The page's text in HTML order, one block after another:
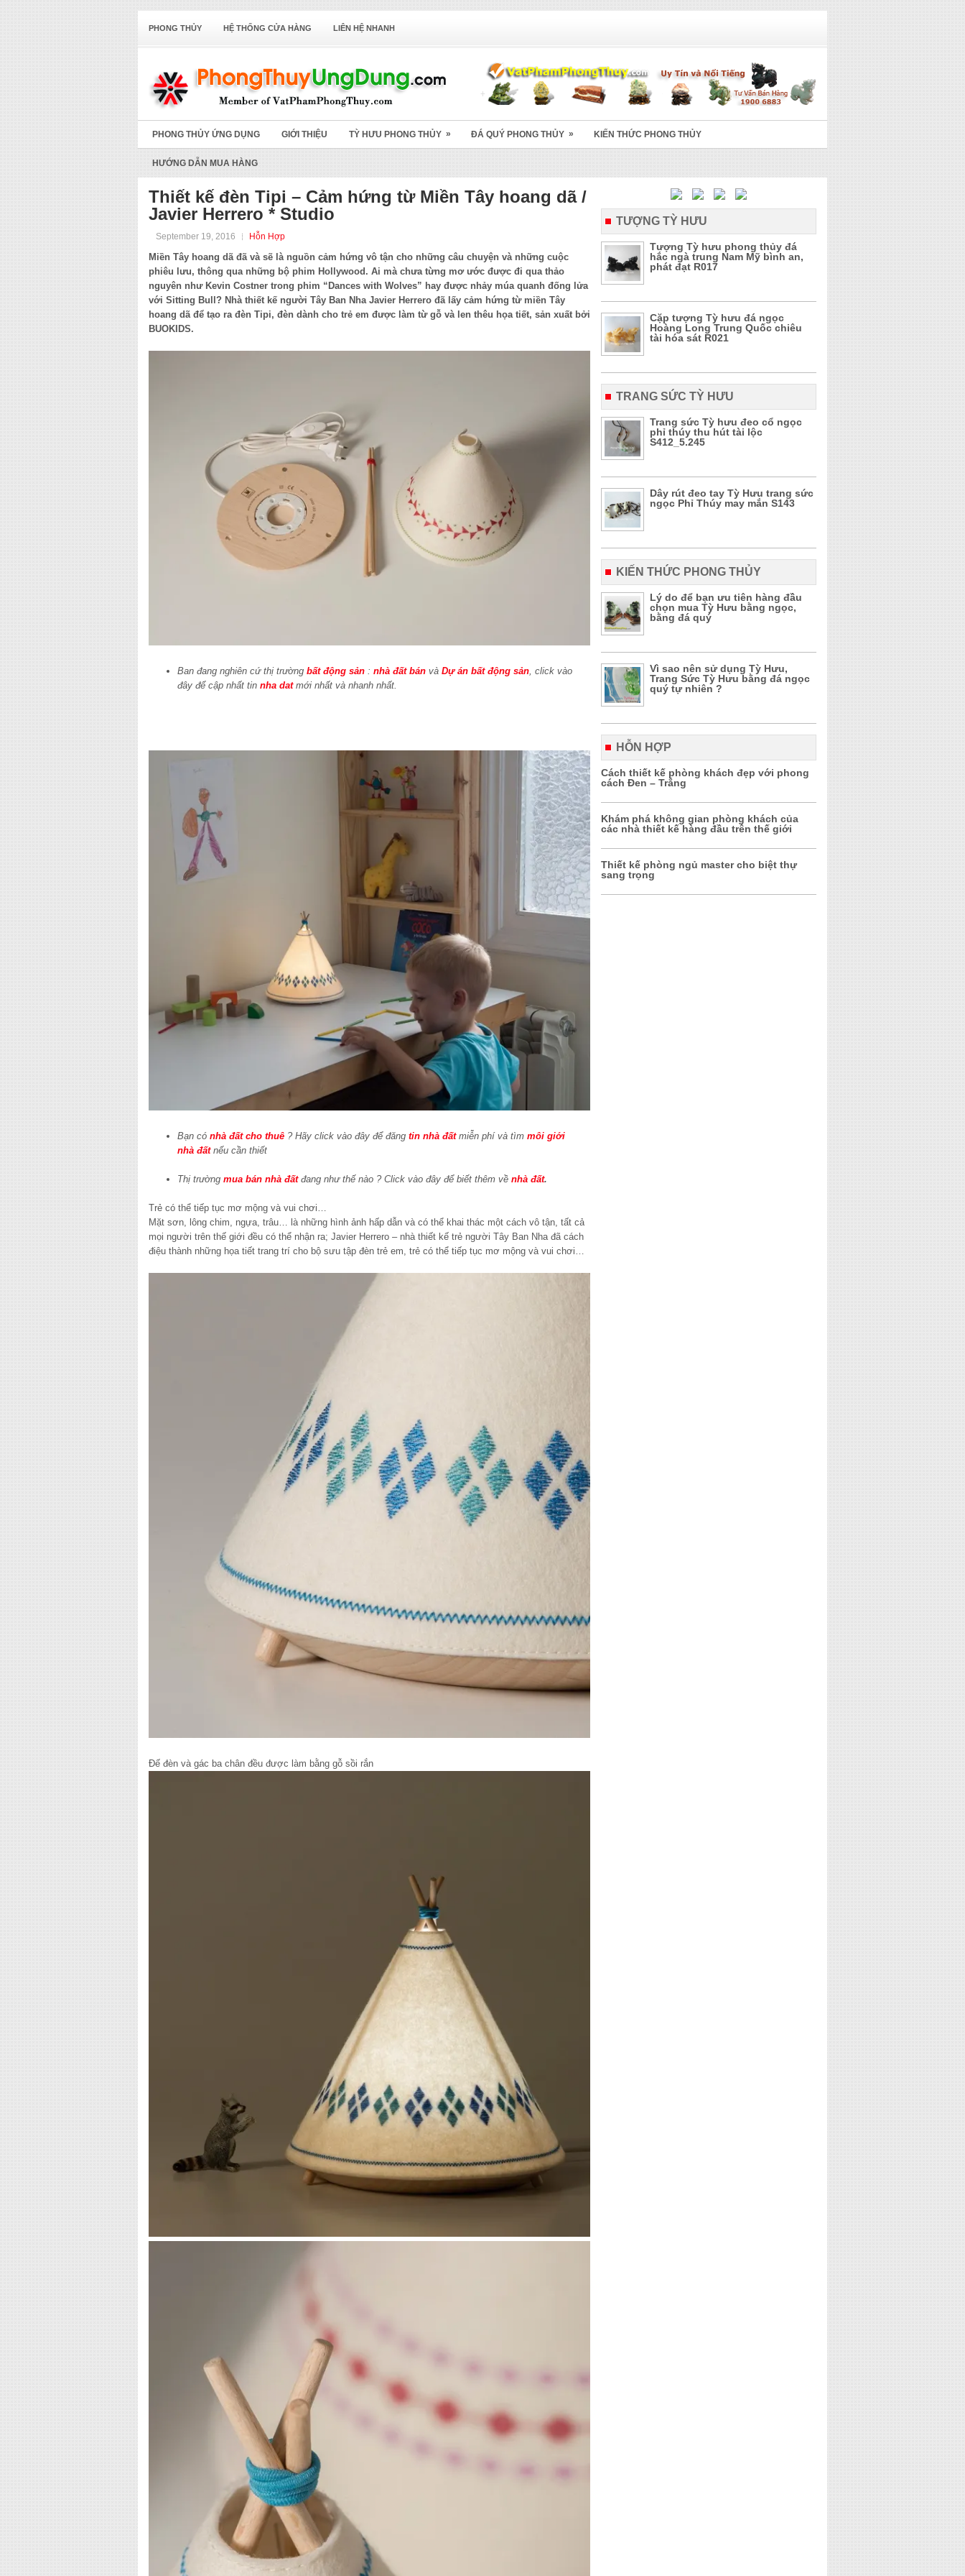
PHONG THỦY HỆ THỐNG CỬA HÀNG LIÊN HỆ NHANH
PHONG THỦY ỨNG DỤNG GIỚI THIỆU TỲ HƯU PHONG THỦY » ĐÁ QUÝ PHONG THỦY » KIẾN THỨC PHONG THỦY
HƯỚNG DẪN MUA HÀNG
Thiết kế đèn Tipi – Cảm hứng từ Miền Tây hoang dã /
Javier Herrero * Studio
September 19, 2016 Hỗn Hợp
Miền Tây hoang dã đã và sẽ là nguồn cảm hứng vô tận cho những câu chuyện và những cuộc
phiêu lưu, thông qua những bộ phim Hollywood. Ai mà chưa từng mơ ước được đi qua thảo
nguyên như Kevin Costner trong phim “Dances with Wolves” hay được nhảy múa quanh đống lửa
với Sitting Bull? Nhà thiết kế người Tây Ban Nha Javier Herrero đã lấy cảm hứng từ miền Tây
hoang dã để tạo ra đèn Tipi, đèn dành cho trẻ em được làm từ gỗ và len thêu họa tiết, sản xuất bởi
BUOKIDS.
Ban đang nghiên cứ thị trường bất động sản : nhà đất bán và Dự án bất động sản, click vào
đây để cập nhất tin nha dat mới nhất và nhanh nhất.
Bạn có nhà đất cho thuê ? Hãy click vào đây để đăng tin nhà đấtmiễn phí và tìm môi giới
nhà đấtnếu cần thiết
Thị trường mua bán nhà đấtđang như thế nào ? Click vào đây để biết thêm về nhà đất.
Trẻ có thể tiếp tục mơ mộng và vui chơi…
Mặt sơn, lông chim, ngựa, trâu… là những hình ảnh hấp dẫn và có thể khai thác một cách vô tận, tất cả
mọi người trên thế giới đều có thể nhận ra; Javier Herrero – nhà thiết kế trẻ người Tây Ban Nha đã cách
điệu thành những họa tiết trang trí cho bộ sưu tập đèn trẻ em, trẻ có thể tiếp tục mơ mộng và vui chơi…
Đế đèn và gác ba chân đều được làm bằng gỗ sồi rắn
TƯỢNG TỲ HƯU
Tượng Tỳ hưu phong thủy đá
hắc ngà trung Nam Mỹ bình an,
phát đạt R017
Cặp tượng Tỳ hưu đá ngọc
Hoàng Long Trung Quốc chiêu
tài hóa sát R021
TRANG SỨC TỲ HƯU
Trang sức Tỳ hưu đeo cổ ngọc
phỉ thúy thu hút tài lộc
S412_5.245
Dây rút đeo tay Tỳ Hưu trang sức
ngọc Phỉ Thúy may mắn S143
KIẾN THỨC PHONG THỦY
Lý do để bạn ưu tiên hàng đầu
chọn mua Tỳ Hưu bằng ngọc,
bằng đá quý
Vì sao nên sử dụng Tỳ Hưu,
Trang Sức Tỳ Hưu bằng đá ngọc
quý tự nhiên ?
HỖN HỢP
Cách thiết kế phòng khách đẹp với phong
cách Đen – Trắng
Khám phá không gian phòng khách của
các nhà thiết kế hàng đầu trên thế giới
Thiết kế phòng ngủ master cho biệt thự
sang trọng